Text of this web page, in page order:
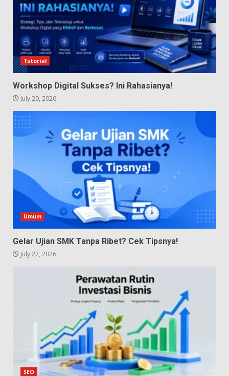
Tutorial
Workshop Digital Sukses? Ini Rahasianya!
July 29, 2026
Umum
Gelar Ujian SMK Tanpa Ribet? Cek Tipsnya!
July 27, 2026
SEO